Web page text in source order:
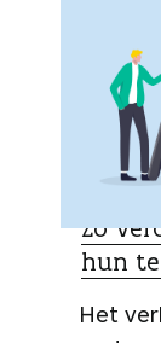
ZO
Zo
hun
Het